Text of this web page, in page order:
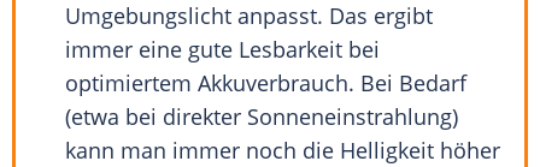
Umgebungslicht anpasst. Das ergibt
immer eine gute Lesbarkeit bei
optimiertem Akkuverbrauch. Bei Bedarf
(etwa bei direkter Sonneneinstrahlung)
kann man immer noch die Helligkeit höher